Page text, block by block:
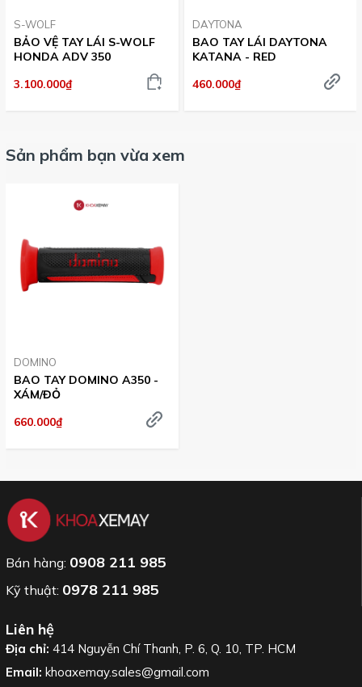
S-WOLF
BẢO VỆ TAY LÁI S-WOLF
HONDA ADV 350
3.100.000₫
DAYTONA
BAO TAY LÁI DAYTONA
KATANA - RED
460.000₫
Sản phẩm bạn vừa xem
DOMINO
BAO TAY DOMINO A350 -
XÁM/ĐỎ
660.000₫
Bán hàng: 0908 211 985
Kỹ thuật: 0978 211 985
Liên hệ
Địa chỉ: 414 Nguyễn Chí Thanh, P. 6, Q. 10, TP. HCM
Email: khoaxemay.sales@gmail.com